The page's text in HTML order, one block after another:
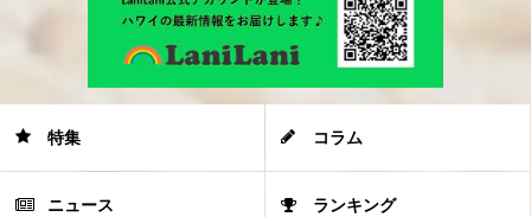
特集 コラム
ニュース ランキング